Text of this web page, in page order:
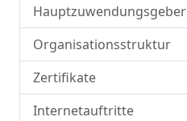
Hauptzuwendungsgeber
Organisationsstruktur
Zertifikate
Internetauftritte